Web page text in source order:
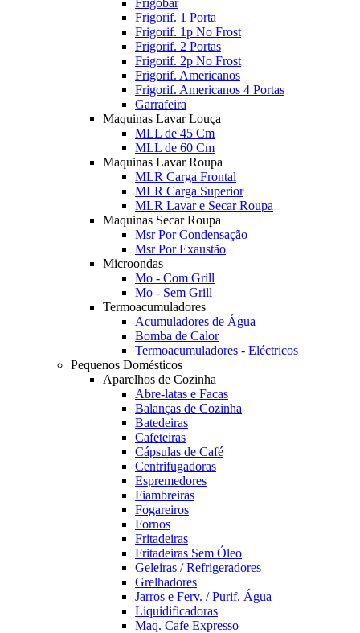
Frigobar
Frigorif. 1 Porta
Frigorif. 1p No Frost
Frigorif. 2 Portas
Frigorif. 2p No Frost
Frigorif. Americanos
Frigorif. Americanos 4 Portas
Garrafeira
Maquinas Lavar Louça
MLL de 45 Cm
MLL de 60 Cm
Maquinas Lavar Roupa
MLR Carga Frontal
MLR Carga Superior
MLR Lavar e Secar Roupa
Maquinas Secar Roupa
Msr Por Condensação
Msr Por Exaustão
Microondas
Mo - Com Grill
Mo - Sem Grill
Termoacumuladores
Acumuladores de Água
Bomba de Calor
Termoacumuladores - Eléctricos
Pequenos Domésticos
Aparelhos de Cozinha
Abre-latas e Facas
Balanças de Cozinha
Batedeiras
Cafeteiras
Cápsulas de Café
Centrifugadoras
Espremedores
Fiambreiras
Fogareiros
Fornos
Fritadeiras
Fritadeiras Sem Óleo
Geleiras / Refrigeradores
Grelhadores
Jarros e Ferv. / Purif. Água
Liquidificadoras
Maq. Cafe Expresso